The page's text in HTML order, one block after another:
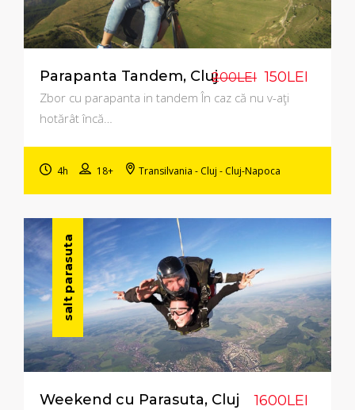
Parapanta Tandem, Cluj200LEI 150LEI
Zbor cu parapanta in tandem În caz că nu v-aţi
hotărât încă…
4h 18+ Transilvania - Cluj - Cluj-Napoca
salt parasuta
Weekend cu Parasuta, Cluj 1600LEI